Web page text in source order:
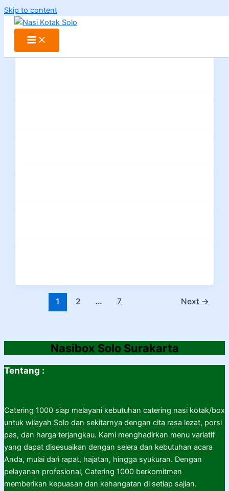
Skip to content
1 2 … 7 Next →
Nasibox Solo Surakarta
Tentang :
Catering 1000 siap melayani kebutuhan catering nasi kotak/box
untuk wilayah Solo dan sekitarnya dengan cita rasa lezat, porsi
pas, dan harga terjangkau. Kami menghadirkan menu variatif
yang dapat disesuaikan dengan selera dan kebutuhan acara
Anda, mulai dari rapat, hajatan, hingga syukuran. Dengan
pelayanan profesional, Catering 1000 berkomitmen
memberikan kepuasan dan kehangatan di setiap sajian.